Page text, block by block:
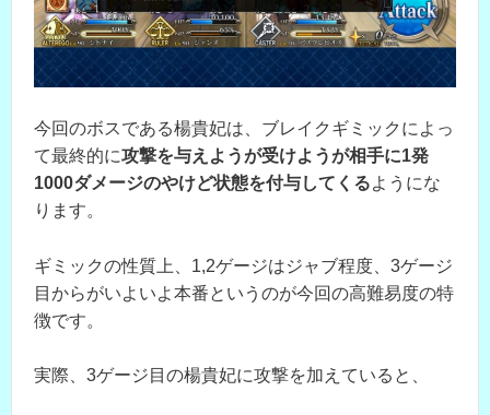
今回のボスである楊貴妃は、ブレイクギミックによっ
て最終的に攻撃を与えようが受けようが相手に1発
1000ダメージのやけど状態を付与してくるようにな
ります。
ギミックの性質上、1,2ゲージはジャブ程度、3ゲージ
目からがいよいよ本番というのが今回の高難易度の特
徴です。
実際、3ゲージ目の楊貴妃に攻撃を加えていると、